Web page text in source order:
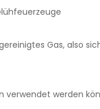
Gas, also
werden